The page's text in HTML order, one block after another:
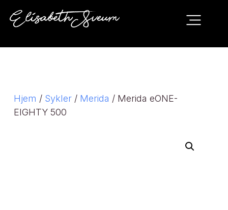
Hjem / Sykler/ Merida / Merida eONE-
EIGHTY 500